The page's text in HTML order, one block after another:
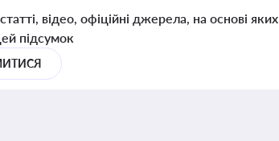
відео, офіційні джерела, на основі яких
підсумок